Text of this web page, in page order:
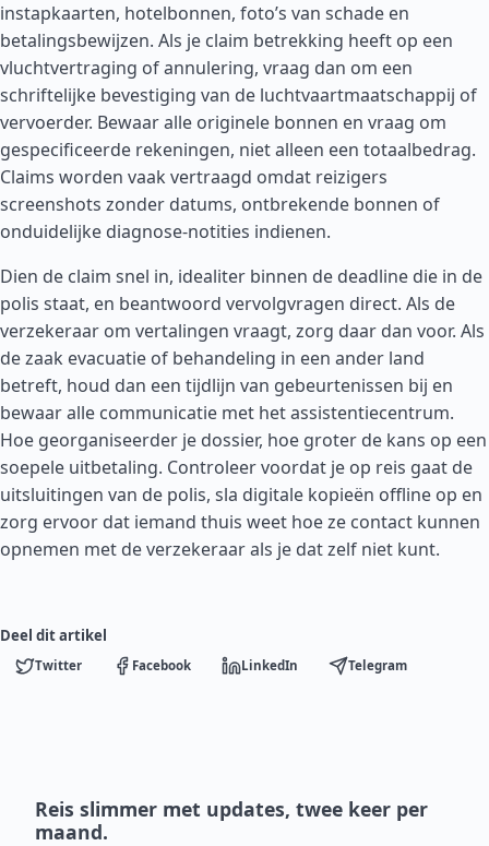
instapkaarten, hotelbonnen, foto’s van schade en
betalingsbewijzen. Als je claim betrekking heeft op een
vluchtvertraging of annulering, vraag dan om een
schriftelijke bevestiging van de luchtvaartmaatschappij of
vervoerder. Bewaar alle originele bonnen en vraag om
gespecificeerde rekeningen, niet alleen een totaalbedrag.
Claims worden vaak vertraagd omdat reizigers
screenshots zonder datums, ontbrekende bonnen of
onduidelijke diagnose-notities indienen.
Dien de claim snel in, idealiter binnen de deadline die in de
polis staat, en beantwoord vervolgvragen direct. Als de
verzekeraar om vertalingen vraagt, zorg daar dan voor. Als
de zaak evacuatie of behandeling in een ander land
betreft, houd dan een tijdlijn van gebeurtenissen bij en
bewaar alle communicatie met het assistentiecentrum.
Hoe georganiseerder je dossier, hoe groter de kans op een
soepele uitbetaling. Controleer voordat je op reis gaat de
uitsluitingen van de polis, sla digitale kopieën offline op en
zorg ervoor dat iemand thuis weet hoe ze contact kunnen
opnemen met de verzekeraar als je dat zelf niet kunt.
Deel dit artikel
Twitter Facebook LinkedIn Telegram
Reis slimmer met updates, twee keer per
maand.